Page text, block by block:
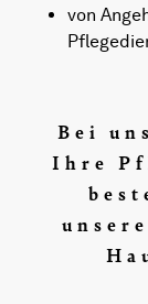
von
Bei
Ihre